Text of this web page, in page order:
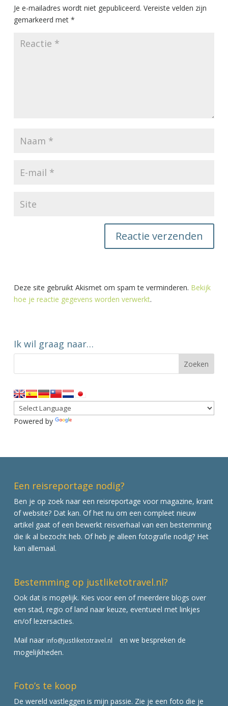
Je e-mailadres wordt niet gepubliceerd. Vereiste velden zijn
gemarkeerd met *
Deze site gebruikt Akismet om spam te verminderen. Bekijk
hoe je reactie gegevens worden verwerkt.
Ik wil graag naar…
Powered by
Een reisreportage nodig?
Ben je op zoek naar een reisreportage voor magazine, krant
of website? Dat kan. Of het nu om een compleet nieuw
artikel gaat of een bewerkt reisverhaal van een bestemming
die ik al bezocht heb. Of heb je alleen fotografie nodig? Het
kan allemaal.
Bestemming op justliketotravel.nl?
Ook dat is mogelijk. Kies voor een of meerdere blogs over
een stad, regio of land naar keuze, eventueel met linkjes
en/of lezersacties.
Mail naar info@justliketotravel.nl
en we bespreken de
mogelijkheden.
Foto’s te koop
De wereld vastleggen is mijn passie. Zie je een foto die je